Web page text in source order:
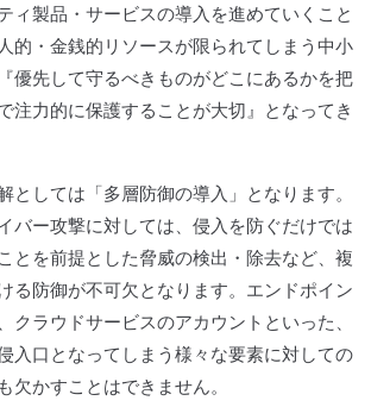
ィ製品・サービスの導入を進めていくこと
的・金銭的リソースが限られてしまう中小
優先して守るべきものがどこにあるかを把
注力的に保護することが大切』となってき
としては「多層防御の導入」となります。
バー攻撃に対しては、侵入を防ぐだけでは
とを前提とした脅威の検出・除去など、複
る防御が不可欠となります。エンドポイン
クラウドサービスのアカウントといった、
入口となってしまう様々な要素に対しての
欠かすことはできません。